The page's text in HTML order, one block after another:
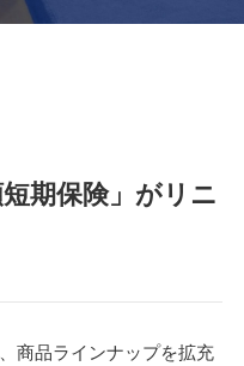
期保険」がリニ
商品ラインナップを拡充